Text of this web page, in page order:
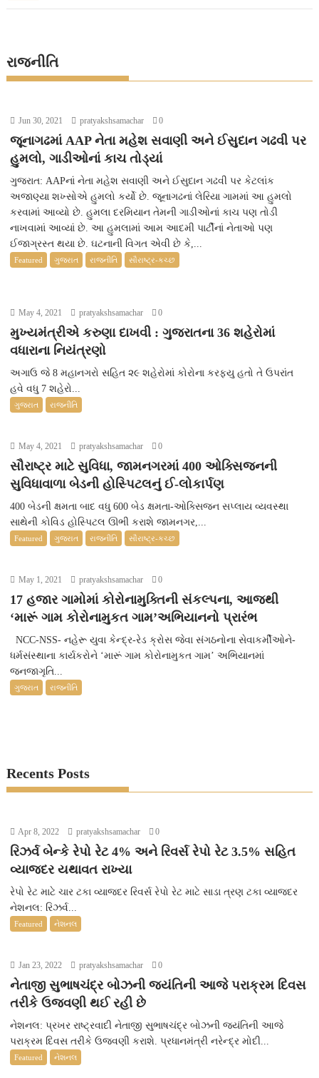
રાજનીતિ
Jun 30, 2021 pratyakshsamachar 0
જૂનાગઢમાં AAP નેતા મહેશ સવાણી અને ઈસુદાન ગઢવી પર
હુમલો, ગાડીઓનાં કાચ તોડ્યાં
ગુજરાત: AAPનાં નેતા મહેશ સવાણી અને ઈસુદાન ગઢવી પર કેટલાંક
અજાણ્યા શખ્સોએ હુમલો કર્યો છે. જૂનાગઢનાં લેરિયા ગામમાં આ હુમલો
કરવામાં આવ્યો છે. હુમલા દરમિયાન તેમની ગાડીઓનાં કાચ પણ તોડી
નાખવામાં આવ્યાં છે. આ હુમલામાં આમ આદમી પાર્ટીનાં નેતાઓ પણ
ઈજાગ્રસ્ત થયા છે. ઘટનાની વિગત એવી છે કે,...
Featured ગુજરાત રાજનીતિ સૌરાષ્ટ્ર-કચ્છ
May 4, 2021 pratyakshsamachar 0
મુખ્યમંત્રીએ કરુણા દાખવી : ગુજરાતના 36 શહેરોમાં
વધારાના નિયંત્રણો
અગાઉ જે 8 મહાનગરો સહિત ૨૯ શહેરોમાં કોરોના કરફ્યુ હતો તે ઉપરાંત
હવે વધુ 7 શહેરો...
ગુજરાત રાજનીતિ
May 4, 2021 pratyakshsamachar 0
સૌરાષ્ટ્ર માટે સુવિધા, જામનગરમાં 400 ઓક્સિજનની
સુવિધાવાળા બેડની હોસ્પિટલનું ઈ-લોકાર્પણ
400 બેડની ક્ષમતા બાદ વધુ 600 બેડ ક્ષમતા-ઓક્સિજન સપ્લાય વ્યવસ્થા
સાથેની કોવિડ હોસ્પિટલ ઊભી કરાશે જામનગર,...
Featured ગુજરાત રાજનીતિ સૌરાષ્ટ્ર-કચ્છ
May 1, 2021 pratyakshsamachar 0
17 હજાર ગામોમાં કોરોનામુક્તિની સંકલ્પના, આજથી
‘મારૂં ગામ કોરોનામુકત ગામ’અભિયાનનો પ્રારંભ
NCC-NSS- નહેરૂ યુવા કેન્દ્ર-રેડ ક્રોસ જેવા સંગઠનોના સેવાકર્મીઓને-
ધર્મસંસ્થાના કાર્યકરોને ‘મારૂં ગામ કોરોનામુકત ગામ’ અભિયાનમાં
જનજાગૃતિ...
ગુજરાત રાજનીતિ
Recents Posts
Apr 8, 2022 pratyakshsamachar 0
રિઝર્વ બેન્કે રેપો રેટ 4% અને રિવર્સ રેપો રેટ 3.5% સહિત
વ્યાજદર યથાવત રાખ્યા
રેપો રેટ માટે ચાર ટકા વ્યાજદર રિવર્સ રેપો રેટ માટે સાડા ત્રણ ટકા વ્યાજદર
નેશનલ: રિઝર્વ...
Featured નેશનલ
Jan 23, 2022 pratyakshsamachar 0
નેતાજી સુભાષચંદ્ર બોઝની જયંતિની આજે પરાક્રમ દિવસ
તરીકે ઉજવણી થઈ રહી છે
નેશનલ: પ્રખર રાષ્ટ્રવાદી નેતાજી સુભાષચંદ્ર બોઝની જયંતિની આજે
પરાક્રમ દિવસ તરીકે ઉજવણી કરાશે. પ્રધાનમંત્રી નરેન્દ્ર મોદી...
Featured નેશનલ